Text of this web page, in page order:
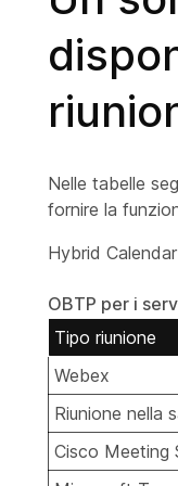
Nelle tabelle
fornire la
Hybrid
OBTP per i
Tipo riunione
Webex
Riunione nella
Cisco Meeting